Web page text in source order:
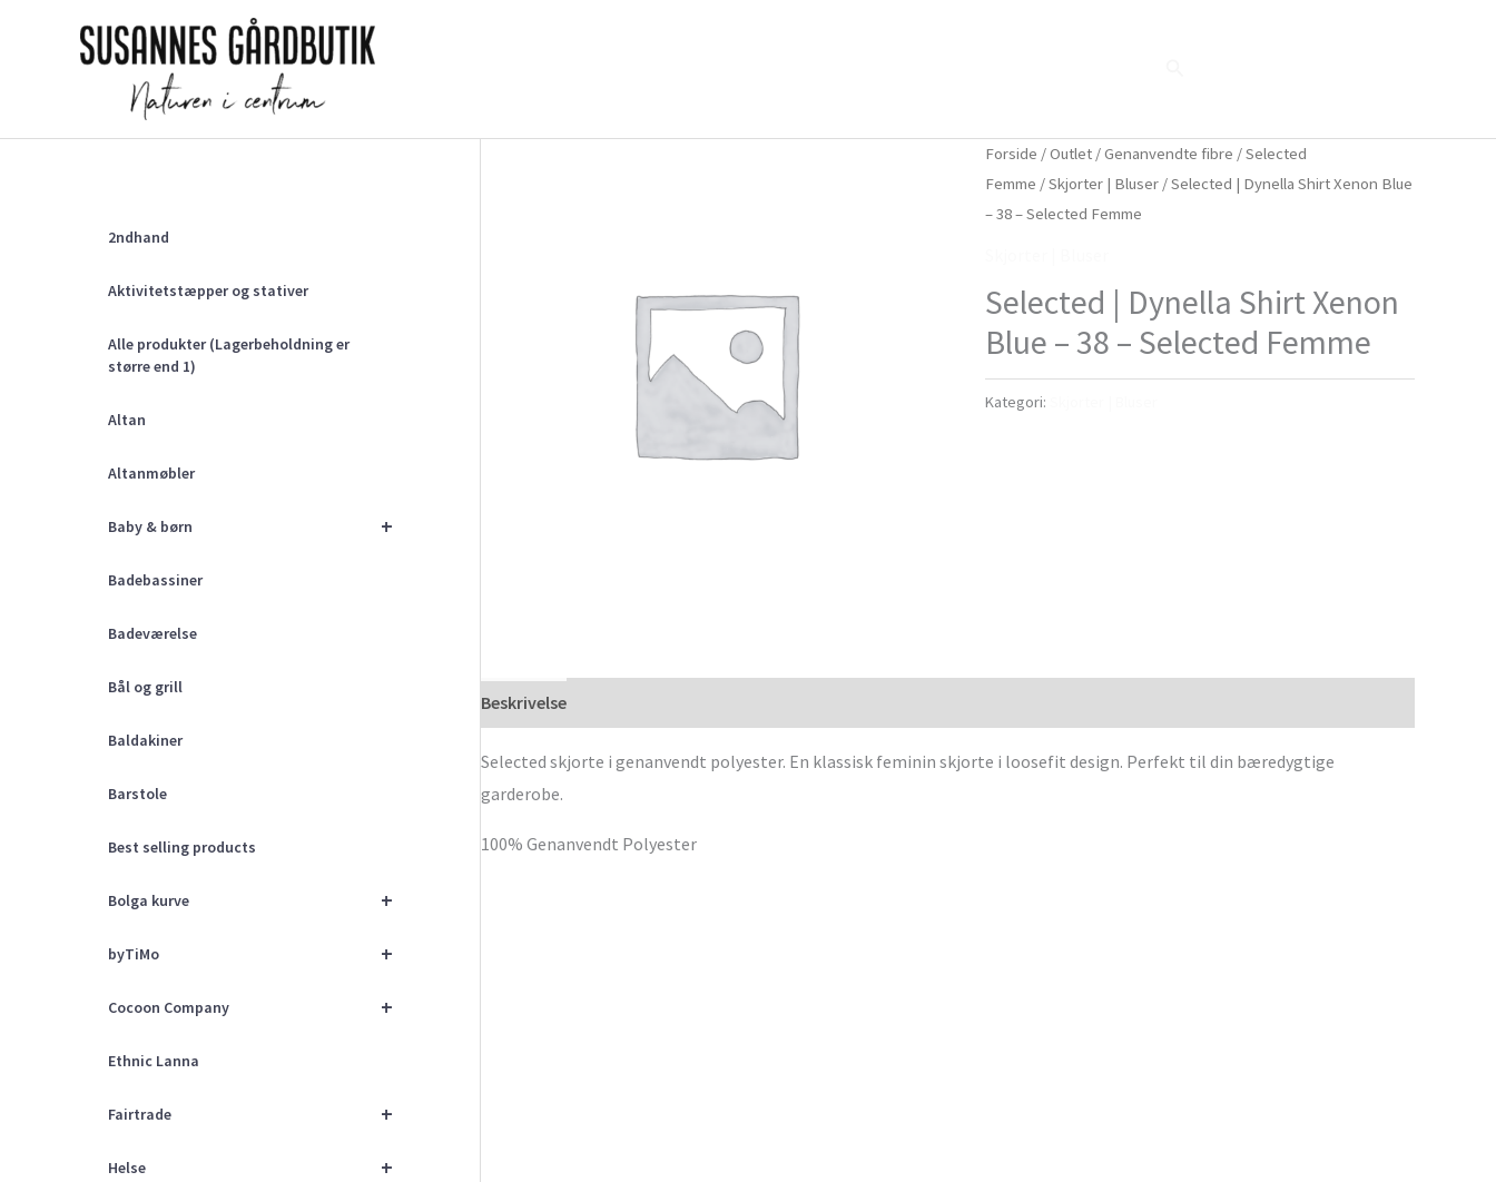
2ndhand
Aktivitetstæpper og stativer
Alle produkter (Lagerbeholdning er
større end 1)
Altan
Altanmøbler
+
Baby & børn
Badebassiner
Badeværelse
Bål og grill
Baldakiner
Barstole
Best selling products
+
Bolga kurve
+
byTiMo
+
Cocoon Company
Ethnic Lanna
+
Fairtrade
+
Helse
Forside /Outlet /Genanvendte fibre /Selected
Femme /Skjorter | Bluser / Selected | Dynella Shirt Xenon Blue
– 38 – Selected Femme
Selected | Dynella Shirt Xenon
Blue – 38 – Selected Femme
Kategori:
Beskrivelse
Selected skjorte i genanvendt polyester. En klassisk feminin skjorte i loosefit design. Perfekt til din bæredygtige
garderobe.
100% Genanvendt Polyester